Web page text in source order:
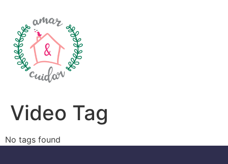
Video Tag
No tags found